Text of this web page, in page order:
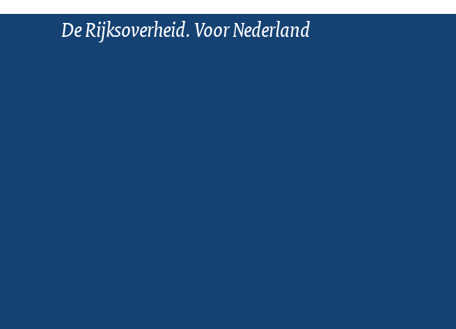
De Rijksoverheid. Voor Nederland